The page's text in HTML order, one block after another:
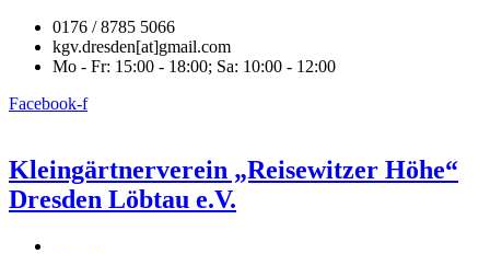
0176 / 8785 5066
kgv.dresden[at]gmail.com
Mo - Fr: 15:00 - 18:00; Sa: 10:00 - 12:00
Facebook-f
Kleingärtnerverein „Reisewitzer Höhe“
Dresden Löbtau e.V.